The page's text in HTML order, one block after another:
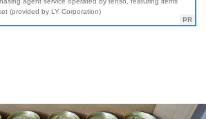
(provided by LY Corporation)